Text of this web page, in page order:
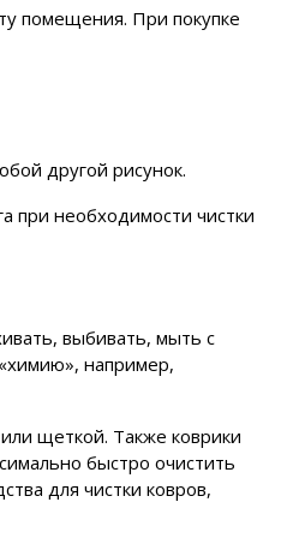
помещения. При покупке
другой рисунок.
при необходимости чистки
выбивать, мыть с
например,
щеткой. Также коврики
быстро очистить
для чистки ковров,